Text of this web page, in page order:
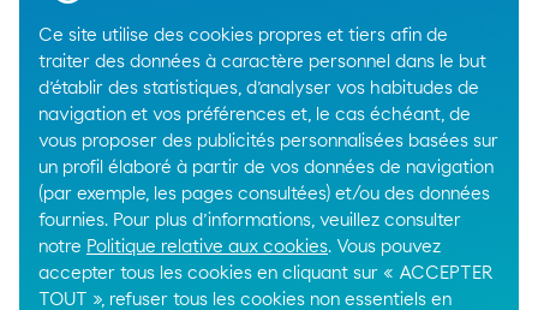
Ce site utilise des cookies propres et tiers afin de
traiter des données à caractère personnel dans le but
d’établir des statistiques, d’analyser vos habitudes de
navigation et vos préférences et, le cas échéant, de
vous proposer des publicités personnalisées basées sur
un profil élaboré à partir de vos données de navigation
(par exemple, les pages consultées) et/ou des données
fournies. Pour plus d’informations, veuillez consulter
notre Politique relative aux cookies. Vous pouvez
accepter tous les cookies en cliquant sur « ACCEPTER
TOUT », refuser tous les cookies non essentiels en
1 2